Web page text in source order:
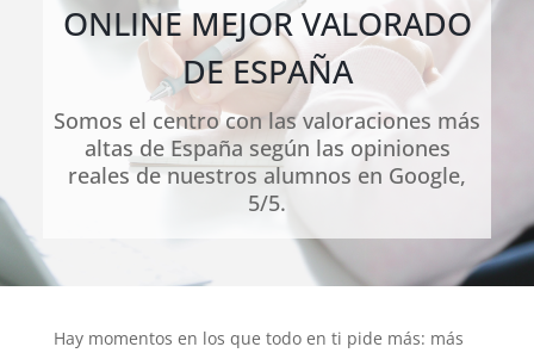
ONLINE MEJOR VALORADO
DE ESPAÑA
Somos el centro con las valoraciones más
altas de España según las opiniones
reales de nuestros alumnos en Google,
5/5.
Hay momentos en los que todo en ti pide más: más